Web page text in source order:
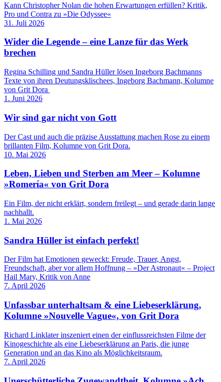
Kann Christopher Nolan die hohen Erwartungen erfüllen? Kritik,
Pro und Contra zu »Die Odyssee«
31. Juli 2026
Wider die Legende – eine Lanze für das Werk
brechen
Regina Schilling und Sandra Hüller lösen Ingeborg Bachmanns
Texte von ihren Deutungsklischees, Ingeborg Bachmann, Kolumne
von Grit Dora
1. Juni 2026
Wir sind gar nicht von Gott
Der Cast und auch die präzise Ausstattung machen Rose zu einem
brillanten Film, Kolumne von Grit Dora.
10. Mai 2026
Leben, Lieben und Sterben am Meer – Kolumne
»Romería« von Grit Dora
Ein Film, der nicht erklärt, sondern freilegt – und gerade darin lange
nachhallt.
1. Mai 2026
Sandra Hüller ist einfach perfekt!
Der Film hat Emotionen geweckt: Freude, Trauer, Angst,
Freundschaft, aber vor allem Hoffnung – »Der Astronaut« – Project
Hail Mary, Kritik von Anne
7. April 2026
Unfassbar unterhaltsam & eine Liebeserklärung,
Kolumne »Nouvelle Vague«, von Grit Dora
Richard Linklater inszeniert einen der einflussreichsten Filme der
Kinogeschichte als eine Liebeserklärung an Paris, die junge
Generation und an das Kino als Möglichkeitsraum.
7. April 2026